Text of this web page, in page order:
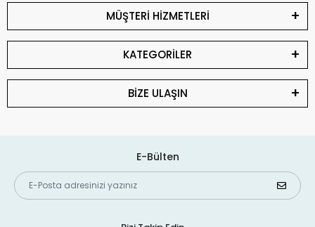
MÜŞTERİ HİZMETLERİ
KATEGORİLER
BİZE ULAŞIN
E-Bülten